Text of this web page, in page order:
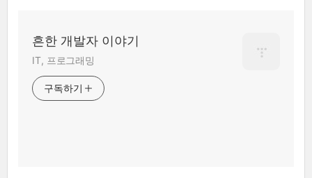
흔한 개발자 이야기
IT, 프로그래밍
구독하기